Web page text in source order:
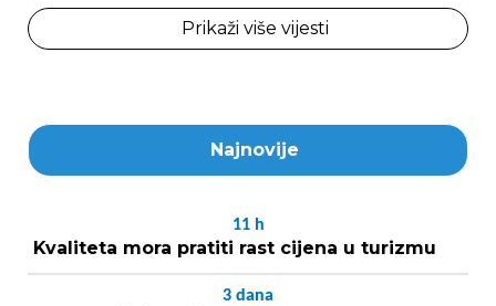
Prikaži više vijesti
Najnovije
11 h
Kvaliteta mora pratiti rast cijena u turizmu
3 dana